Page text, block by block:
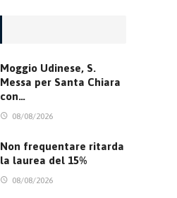
Moggio Udinese, S.
Messa per Santa Chiara
con…
08/08/2026
Non frequentare ritarda
la laurea del 15%
08/08/2026